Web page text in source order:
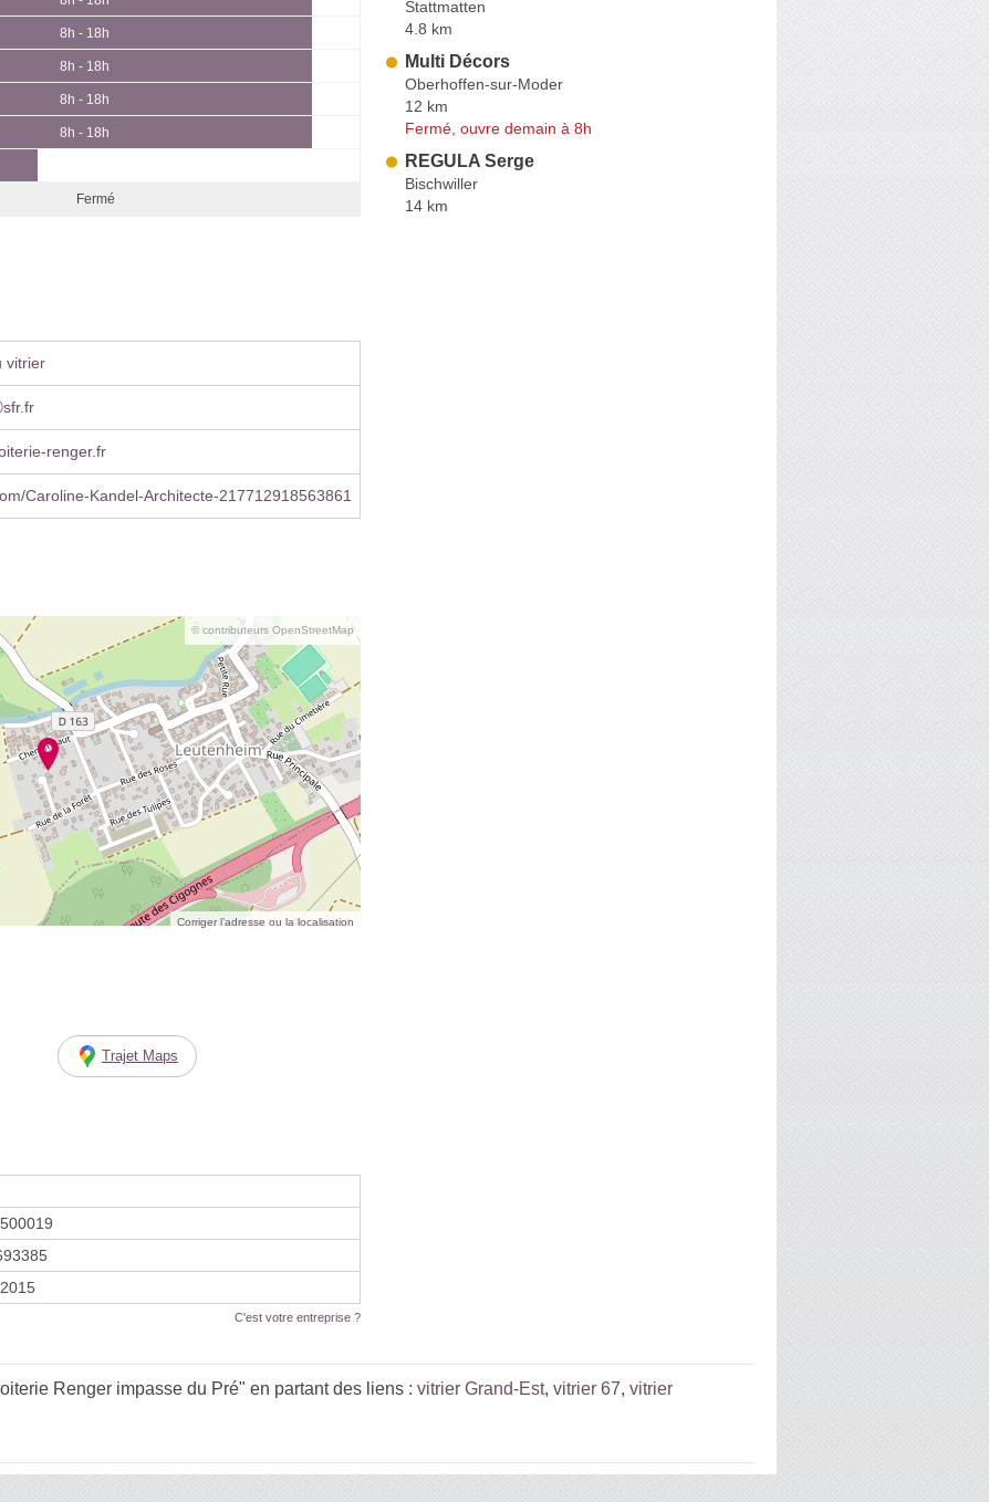
8h - 18h
8h - 18h
8h - 18h
8h - 18h
Fermé
vitrier
renger.fr
Caroline-Kandel-Architecte-217712918563861
© contributeurs OpenStreetMap
Corriger l’adresse ou la localisation
Trajet Maps
C'est votre entreprise ?
Stattmatten
4.8 km
Multi Décors
Oberhoffen-sur-Moder
12 km
Fermé, ouvre demain à 8h
REGULA Serge
Bischwiller
14 km
Renger impasse du Pré" en partant des liens : vitrier Grand-Est, vitrier 67, vitrier